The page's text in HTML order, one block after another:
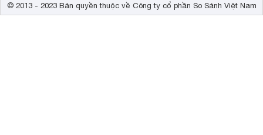
© 2013 - 2023 Bản quyền thuộc về Công ty cổ phần So Sánh Việt Nam